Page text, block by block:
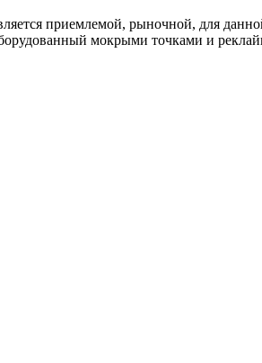
приемлемой, рыночной, для
мокрыми точками и